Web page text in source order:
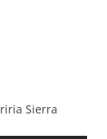
Sierra